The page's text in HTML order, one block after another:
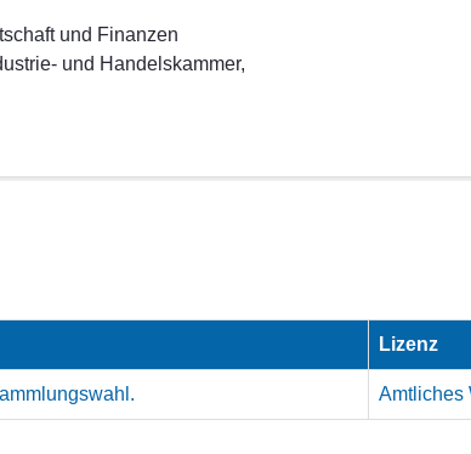
und Finanzen
und Handelskammer,
Lizenz
Amtliches